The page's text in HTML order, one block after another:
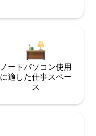
ノートパソコン使用
に適した仕事スペー
ス